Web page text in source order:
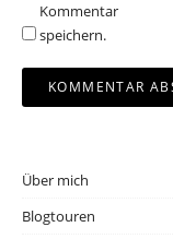
Kommentar
speichern.
Über mich
Blogtouren